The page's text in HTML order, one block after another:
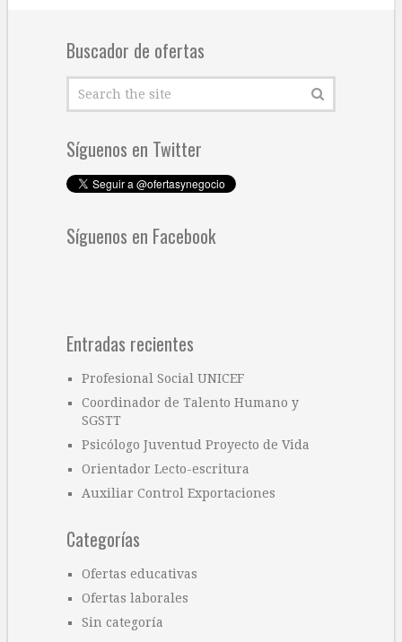
Buscador de ofertas
Síguenos en Twitter
Síguenos en Facebook
Entradas recientes
Profesional Social UNICEF
Coordinador de Talento Humano y
SGSTT
Psicólogo Juventud Proyecto de Vida
Orientador Lecto-escritura
Auxiliar Control Exportaciones
Categorías
Ofertas educativas
Ofertas laborales
Sin categoría